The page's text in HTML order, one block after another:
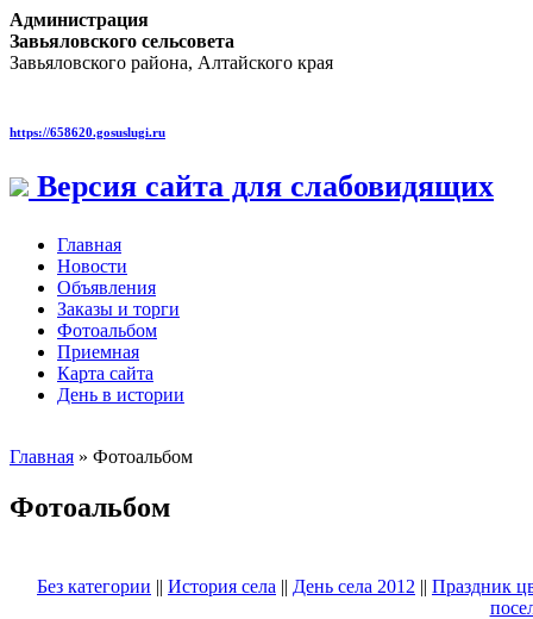
Администрация
Завьяловского сельсовета
Завьяловского района, Алтайского края
https://658620.gosuslugi.ru
Версия сайта для слабовидящих
Главная
Новости
Объявления
Заказы и торги
Фотоальбом
Приемная
Карта сайта
День в истории
Главная » Фотоальбом
Фотоальбом
Без категории || История села || День села 2012 || Праздник